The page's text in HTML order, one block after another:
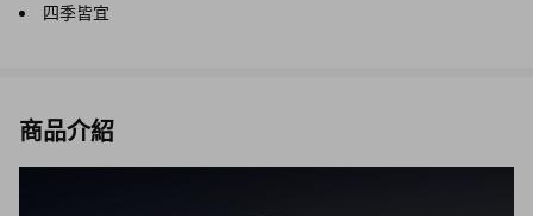
四季皆宜
商品介紹